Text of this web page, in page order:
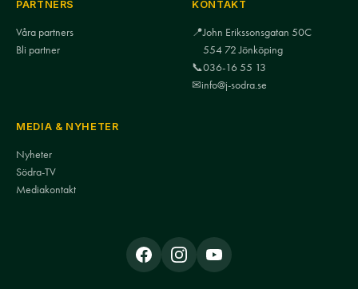
PARTNERS
Våra partners
Bli partner
KONTAKT
📍John Erikssonsgatan 50C
554 72 Jönköping
📞036-16 55 13
✉info@j-sodra.se
MEDIA & NYHETER
Nyheter
Södra-TV
Mediakontakt